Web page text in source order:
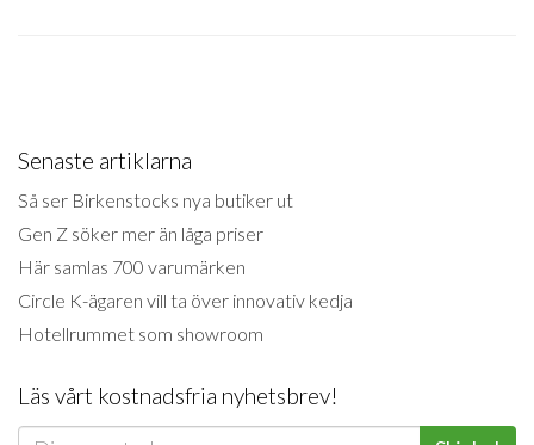
Senaste artiklarna
Så ser Birkenstocks nya butiker ut
Gen Z söker mer än låga priser
Här samlas 700 varumärken
Circle K-ägaren vill ta över innovativ kedja
Hotellrummet som showroom
Läs vårt kostnadsfria nyhetsbrev!